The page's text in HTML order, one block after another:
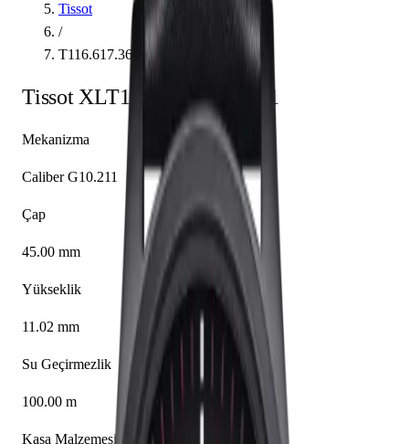
Tissot
/
T116.617.36.051.01
Tissot XLT116.617.36.051.01
Mekanizma
Caliber G10.211
Çap
45.00 mm
Yükseklik
11.02 mm
Su Geçirmezlik
100.00 m
Kasa Malzemesi